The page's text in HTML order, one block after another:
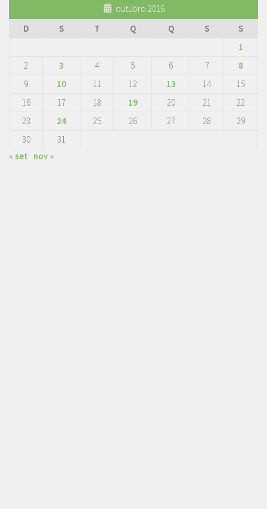
outubro 2016
D
S T Q Q S
S
1
2
3 4 5 6 7
8
9
10 11 12 13 14
15
16
17 18 19 20 21
22
23
24 25 26 27 28
29
30
31
« set nov »